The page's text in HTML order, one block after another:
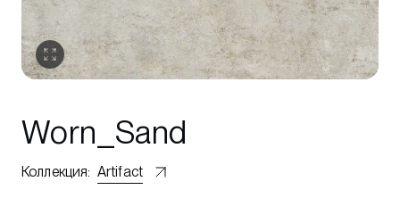
Worn_Sand
Коллекция: Artifact